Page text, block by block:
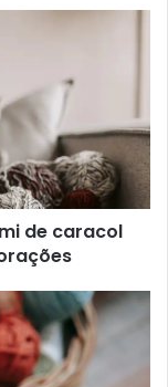
de caracol